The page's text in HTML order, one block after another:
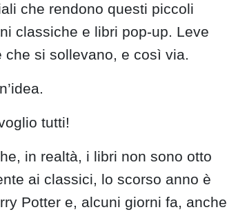
che rendono questi piccoli
classiche e libri pop-up. Leve
si sollevano, e così via.
tutti!
in realtà, i libri non sono otto
ai classici, lo scorso anno è
Potter e, alcuni giorni fa, anche